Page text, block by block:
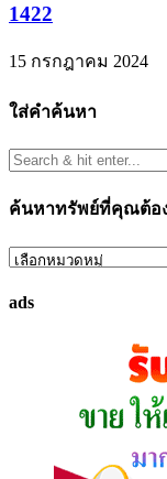
1422
15 กรกฎาคม 2024
ใส่คำค้นหา
ค้นหาทรัพย์ที่คุณต้อ
ค้นหา
ที่
ads